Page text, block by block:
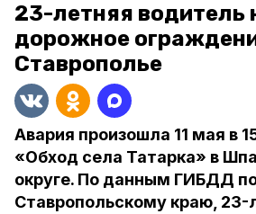
23-летняя водитель
дорожное
Ставрополье
Авария произошла 11 мая в
«Обход села Татарка» в
округе. По данным ГИБДД
Ставропольскому краю, 23-